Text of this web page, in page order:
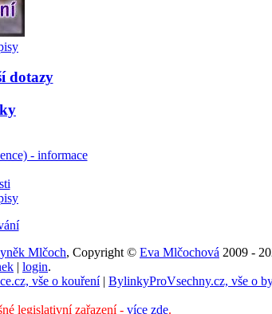
Mlčoch, Copyright © Eva Mlčochová 2009 -
| login.
vše o kouření| BylinkyProVsechny.cz, vše o
legislativní zařazení - více zde.